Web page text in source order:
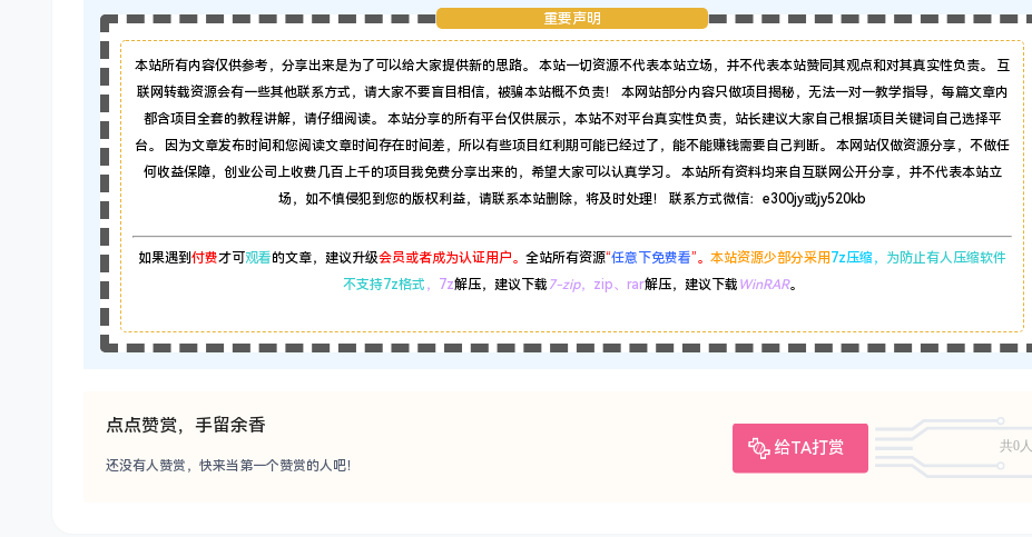
重要声明
本站所有内容仅供参考，分享出来是为了可以给大家提供新的思路。 本站一切资源不代表本站立场，并不代表本站赞同其观点和对其真实性负责。 互
联网转载资源会有一些其他联系方式，请大家不要盲目相信，被骗本站概不负责！ 本网站部分内容只做项目揭秘，无法一对一教学指导，每篇文章内
都含项目全套的教程讲解，请仔细阅读。 本站分享的所有平台仅供展示，本站不对平台真实性负责，站长建议大家自己根据项目关键词自己选择平
台。 因为文章发布时间和您阅读文章时间存在时间差，所以有些项目红利期可能已经过了，能不能赚钱需要自己判断。 本网站仅做资源分享，不做任
何收益保障，创业公司上收费几百上千的项目我免费分享出来的，希望大家可以认真学习。 本站所有资料均来自互联网公开分享，并不代表本站立
场，如不慎侵犯到您的版权利益，请联系本站删除，将及时处理！ 联系方式微信：e300jy或jy520kb
如果遇到 付费才可观看的文章，建议升级会员或者成为认证用户。 全站所有资源“任意下免费看”。 本站资源少部分采用 7z压缩， 为防止有人压缩软件
不支持7z格式 ，7z解压，建议下载 7-zip，zip、rar解压，建议下载 WinRAR。
点点赞赏，手留余香
给TA打赏
共0人
还没有人赞赏，快来当第一个赞赏的人吧！